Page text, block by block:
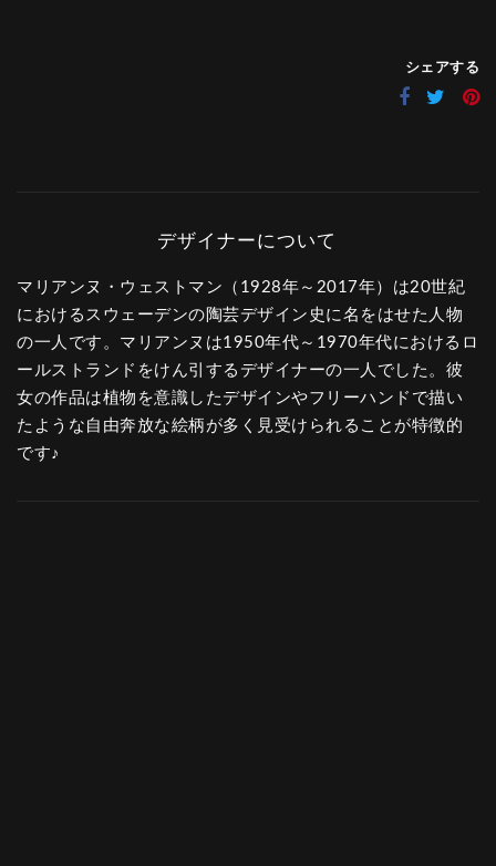
シェアする
マリアンヌ・ウェストマン（1928年～2017年）は20世紀
におけるスウェーデンの陶芸デザイン史に名をはせた人物
の一人です。マリアンヌは1950年代～1970年代におけるロ
ールストランドをけん引するデザイナーの一人でした。彼
女の作品は植物を意識したデザインやフリーハンドで描い
たような自由奔放な絵柄が多く見受けられることが特徴的
です♪